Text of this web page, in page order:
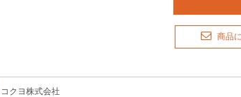
商品
コクヨ株式会社